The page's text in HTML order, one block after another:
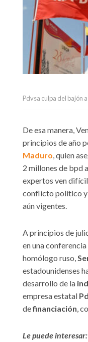
Pdvsa culpa del bajón
De esa manera,
principios de año
Maduro , quien
2 millones de bpd
expertos ven
conflicto político y
aún vigentes.
A principios de
en una
homólogo ruso,
estadounidenses
desarrollo de la
empresa estatal
definanciación ,
Le puede interesar: